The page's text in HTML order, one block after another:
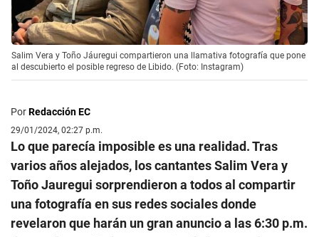
Salim Vera y Toño Jáuregui compartieron una llamativa fotografía que pone
al descubierto el posible regreso de Libido. (Foto: Instagram)
PorRedacción EC
29/01/2024, 02:27 p.m.
Lo que parecía imposible es una realidad. Tras
varios años alejados, los cantantes Salim Vera y
Toño Jauregui sorprendieron a todos al compartir
una fotografía en sus redes sociales donde
revelaron que harán un gran anuncio a las 6:30 p.m.